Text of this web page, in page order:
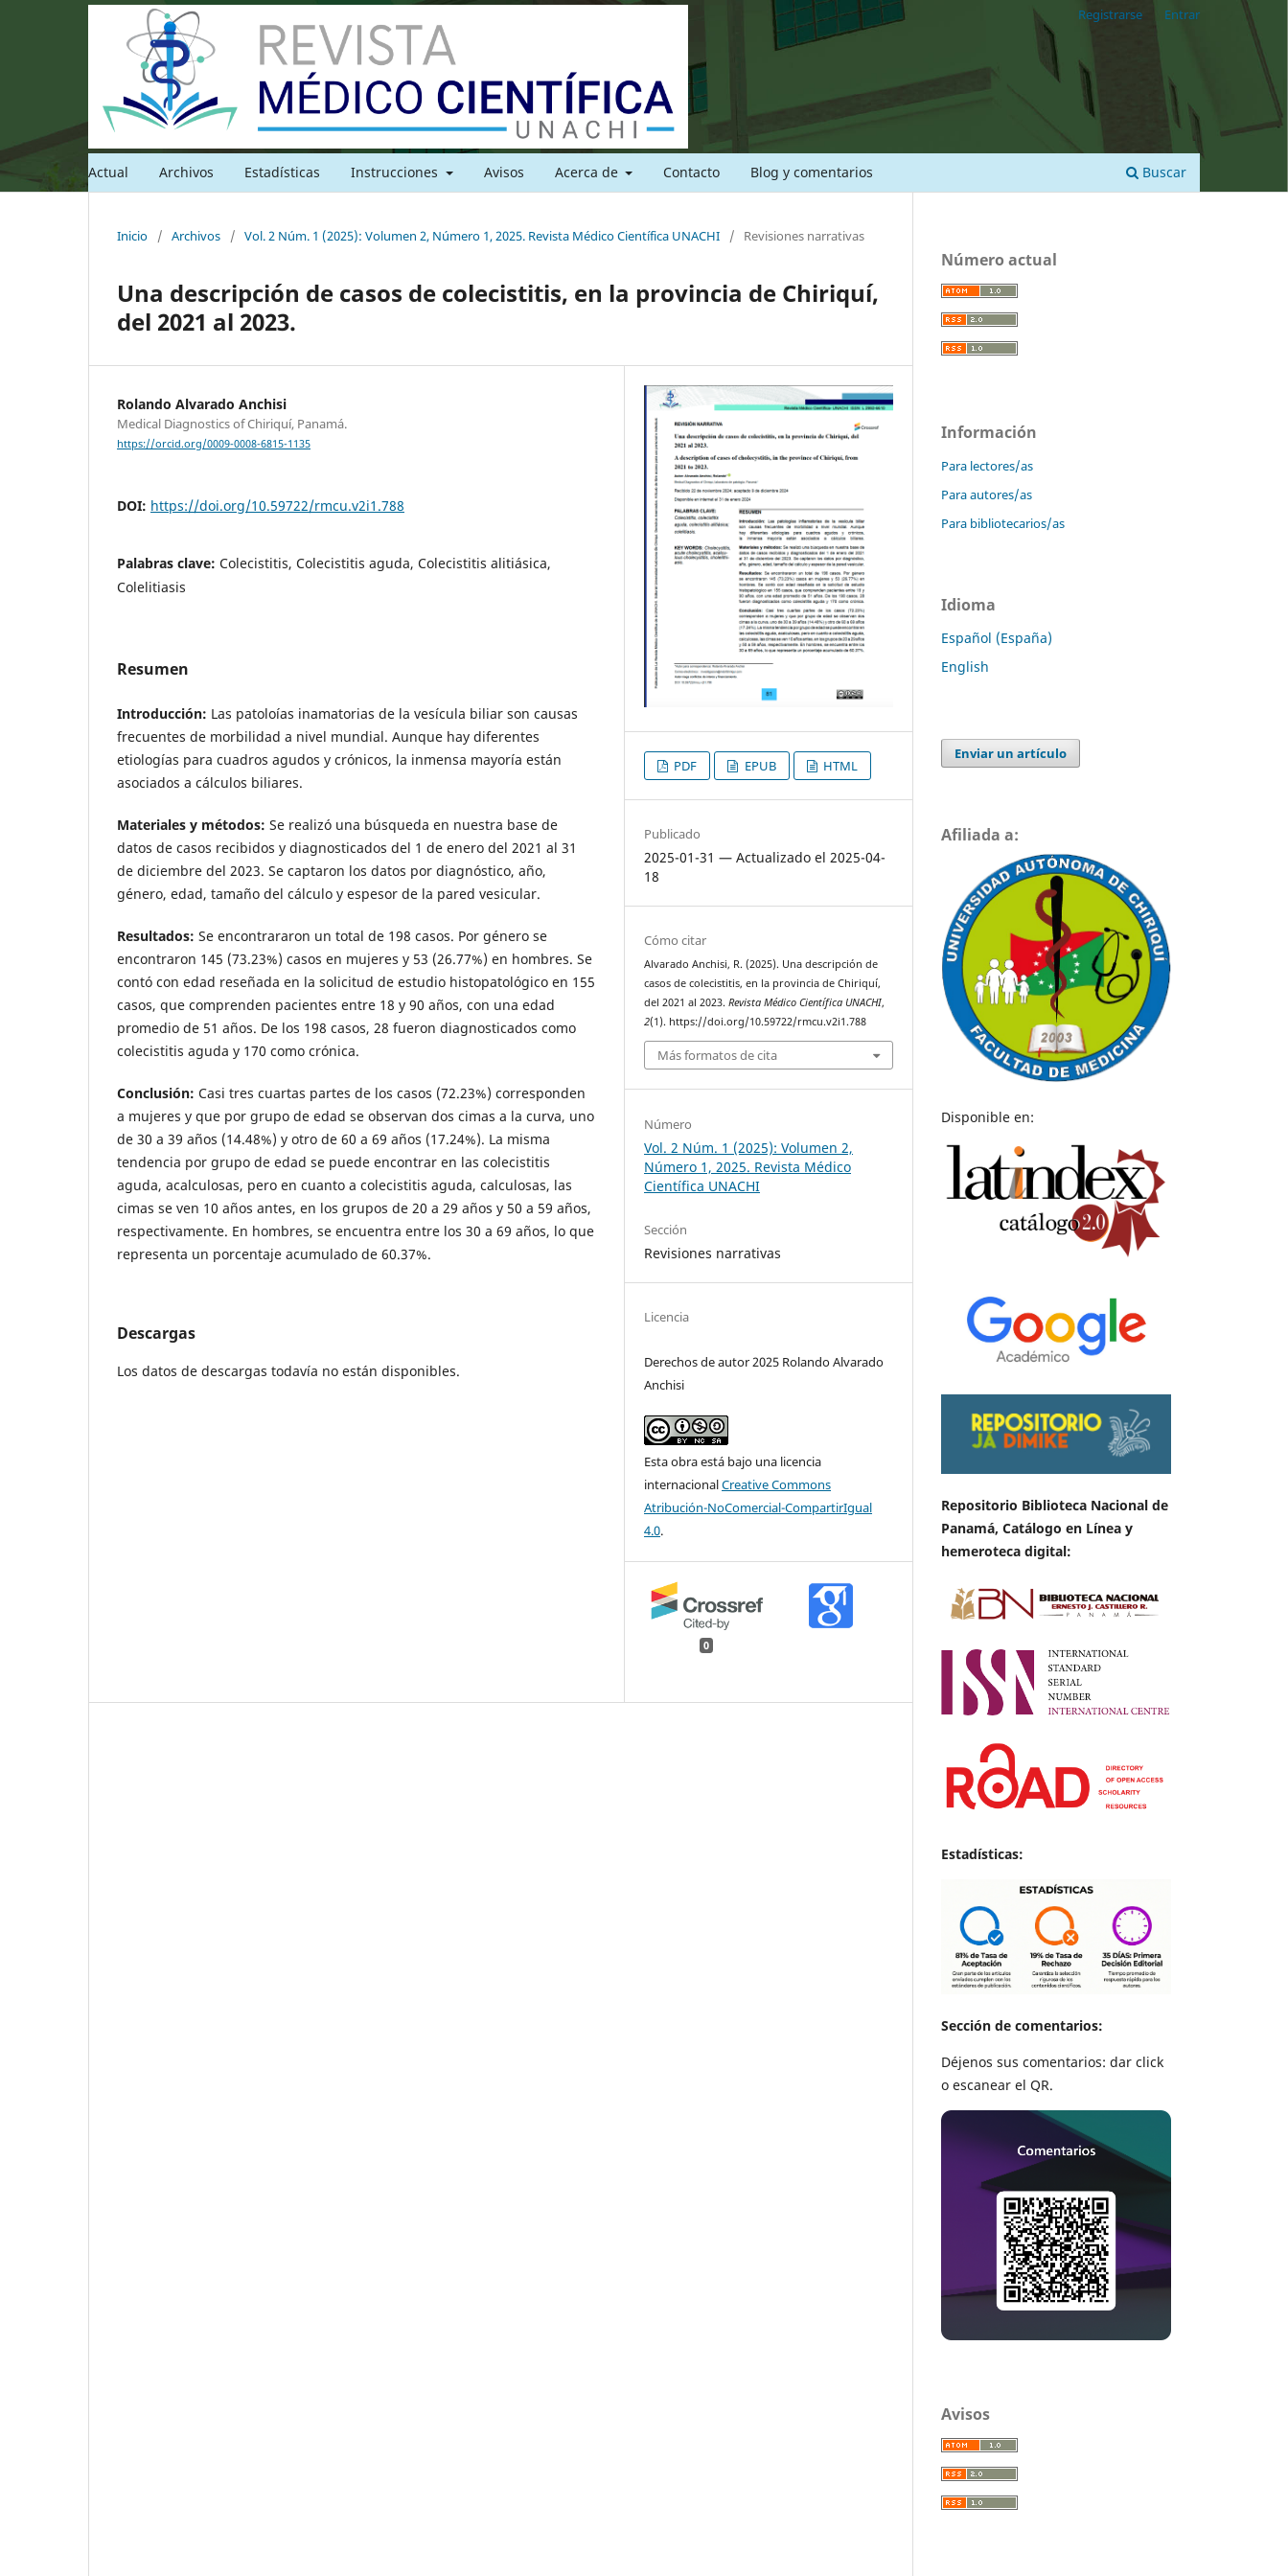
Actual Archivos Estadísticas Instrucciones Avisos Acerca de Contacto Blog y comentarios Buscar
Registrarse Entrar
Inicio / Archivos / Vol. 2 Núm. 1 (2025): Volumen 2, Número 1, 2025. Revista Médico Científica UNACHI / Revisiones narrativas
Una descripción de casos de colecistitis, en la provincia de Chiriquí,
del 2021 al 2023.
Rolando Alvarado Anchisi
Medical Diagnostics of Chiriquí, Panamá.
https://orcid.org/0009-0008-6815-1135
DOI: https://doi.org/10.59722/rmcu.v2i1.788
Palabras clave: Colecistitis, Colecistitis aguda, Colecistitis alitiásica,
Colelitiasis
Resumen
Introducción: Las patoloías inamatorias de la vesícula biliar son causas
frecuentes de morbilidad a nivel mundial. Aunque hay diferentes
etiologías para cuadros agudos y crónicos, la inmensa mayoría están
asociados a cálculos biliares.
Materiales y métodos: Se realizó una búsqueda en nuestra base de
datos de casos recibidos y diagnosticados del 1 de enero del 2021 al 31
de diciembre del 2023. Se captaron los datos por diagnóstico, año,
género, edad, tamaño del cálculo y espesor de la pared vesicular.
Resultados: Se encontrararon un total de 198 casos. Por género se
encontraron 145 (73.23%) casos en mujeres y 53 (26.77%) en hombres. Se
contó con edad reseñada en la solicitud de estudio histopatológico en 155
casos, que comprenden pacientes entre 18 y 90 años, con una edad
promedio de 51 años. De los 198 casos, 28 fueron diagnosticados como
colecistitis aguda y 170 como crónica.
Conclusión: Casi tres cuartas partes de los casos (72.23%) corresponden
a mujeres y que por grupo de edad se observan dos cimas a la curva, uno
de 30 a 39 años (14.48%) y otro de 60 a 69 años (17.24%). La misma
tendencia por grupo de edad se puede encontrar en las colecistitis
aguda, acalculosas, pero en cuanto a colecistitis aguda, calculosas, las
cimas se ven 10 años antes, en los grupos de 20 a 29 años y 50 a 59 años,
respectivamente. En hombres, se encuentra entre los 30 a 69 años, lo que
representa un porcentaje acumulado de 60.37%.
Descargas
Los datos de descargas todavía no están disponibles.
PDF EPUB HTML
Publicado
2025-01-31 — Actualizado el 2025-04-
18
Cómo citar
Alvarado Anchisi, R. (2025). Una descripción de
casos de colecistitis, en la provincia de Chiriquí,
del 2021 al 2023.Revista Médico Científica UNACHI,
2(1). https://doi.org/10.59722/rmcu.v2i1.788
Más formatos de cita
Número
Vol. 2 Núm. 1 (2025): Volumen 2,
Número 1, 2025. Revista Médico
Científica UNACHI
Sección
Revisiones narrativas
Licencia
Derechos de autor 2025 Rolando Alvarado
Anchisi
Esta obra está bajo una licencia
internacionalCreative Commons
Atribución-NoComercial-CompartirIgual
4.0.
0
Número actual
Información
Para lectores/as
Para autores/as
Para bibliotecarios/as
Idioma
Español (España)
English
Enviar un artículo
Afiliada a:
Disponible en:
Repositorio Biblioteca Nacional de
Panamá, Catálogo en Línea y
hemeroteca digital:
Estadísticas:
Sección de comentarios:
Déjenos sus comentarios: dar click
o escanear el QR.
Avisos